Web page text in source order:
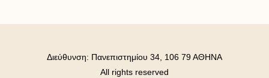
Διεύθυνση: Πανεπιστημίου 34, 106 79 ΑΘΗΝΑ
All rights reserved